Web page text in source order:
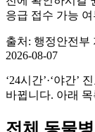
응급 접수 가능
출처: 행정안전부
2026-08-07
‘24시간’·‘야간’
바뀝니다. 아래
전체 동물